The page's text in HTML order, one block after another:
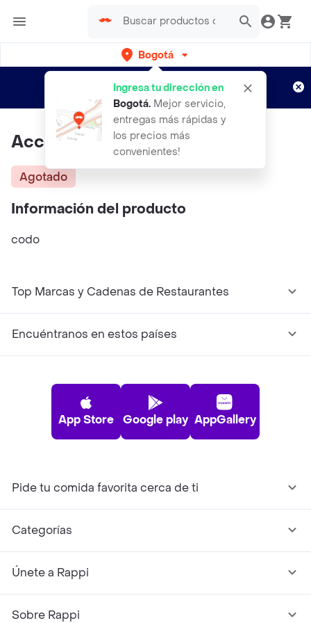
Bogotá
Ingresa tu dirección en
Bogotá. Mejor servicio,
entregas más rápidas y
los precios más
convenientes!
envíos gratis por semanas
Aplican TyC
Accesorio Pvc 1/2 Codo
Agotado
Información del producto
codo
Top Marcas y Cadenas de Restaurantes
Encuéntranos en estos países
App Store Google play AppGallery
Pide tu comida favorita cerca de ti
Categorías
Únete a Rappi
Sobre Rappi